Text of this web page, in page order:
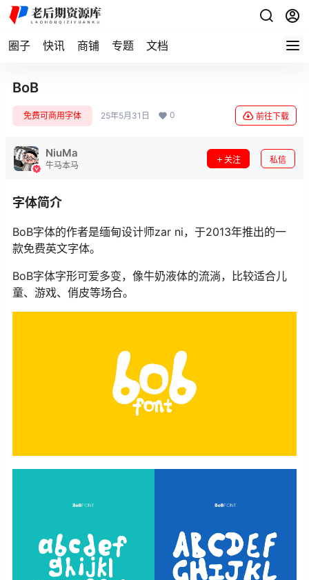
圈子 快讯 商铺 专题 文档
BoB
免费可商用字体 25年5月31日 0 前往下载
NiuMa
牛马本马
关注 私信
字体简介
BoB字体的作者是缅甸设计师zar ni，于2013年推出的一
款免费英文字体。
BoB字体字形可爱多变，像牛奶液体的流淌，比较适合儿
童、游戏、俏皮等场合。